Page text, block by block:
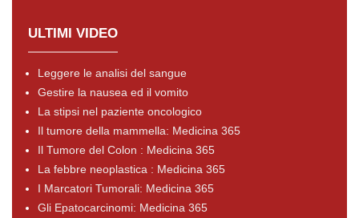
ULTIMI VIDEO
Leggere le analisi del sangue
Gestire la nausea ed il vomito
La stipsi nel paziente oncologico
Il tumore della mammella: Medicina 365
Il Tumore del Colon : Medicina 365
La febbre neoplastica : Medicina 365
I Marcatori Tumorali: Medicina 365
Gli Epatocarcinomi: Medicina 365